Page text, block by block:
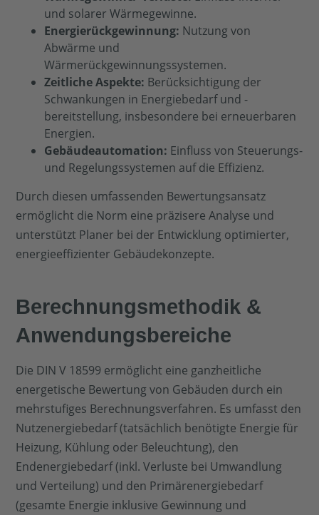
und solarer Wärmegewinne.
Energierückgewinnung: Nutzung von
Abwärme und
Wärmerückgewinnungssystemen.
Zeitliche Aspekte: Berücksichtigung der
Schwankungen in Energiebedarf und -
bereitstellung, insbesondere bei erneuerbaren
Energien.
Gebäudeautomation: Einfluss von Steuerungs-
und Regelungssystemen auf die Effizienz.
Durch diesen umfassenden Bewertungsansatz
ermöglicht die Norm eine präzisere Analyse und
unterstützt Planer bei der Entwicklung optimierter,
energieeffizienter Gebäudekonzepte.
Berechnungsmethodik &
Anwendungsbereiche
Die DIN V 18599 ermöglicht eine ganzheitliche
energetische Bewertung von Gebäuden durch ein
mehrstufiges Berechnungsverfahren. Es umfasst den
Nutzenergiebedarf (tatsächlich benötigte Energie für
Heizung, Kühlung oder Beleuchtung), den
Endenergiebedarf (inkl. Verluste bei Umwandlung
und Verteilung) und den Primärenergiebedarf
(gesamte Energie inklusive Gewinnung und